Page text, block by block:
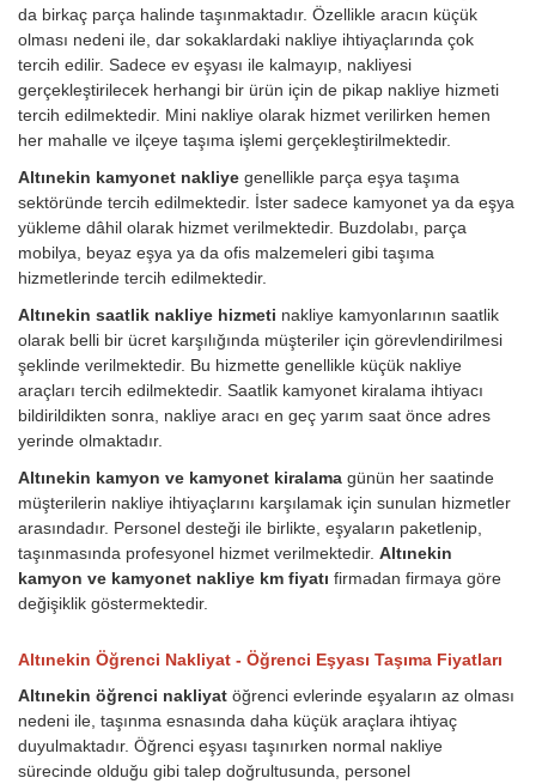
da birkaç parça halinde taşınmaktadır. Özellikle aracın küçük
olması nedeni ile, dar sokaklardaki nakliye ihtiyaçlarında çok
tercih edilir. Sadece ev eşyası ile kalmayıp, nakliyesi
gerçekleştirilecek herhangi bir ürün için de pikap nakliye hizmeti
tercih edilmektedir. Mini nakliye olarak hizmet verilirken hemen
her mahalle ve ilçeye taşıma işlemi gerçekleştirilmektedir.
Altınekin kamyonet nakliye genellikle parça eşya taşıma
sektöründe tercih edilmektedir. İster sadece kamyonet ya da eşya
yükleme dâhil olarak hizmet verilmektedir. Buzdolabı, parça
mobilya, beyaz eşya ya da ofis malzemeleri gibi taşıma
hizmetlerinde tercih edilmektedir.
Altınekin saatlik nakliye hizmeti nakliye kamyonlarının saatlik
olarak belli bir ücret karşılığında müşteriler için görevlendirilmesi
şeklinde verilmektedir. Bu hizmette genellikle küçük nakliye
araçları tercih edilmektedir. Saatlik kamyonet kiralama ihtiyacı
bildirildikten sonra, nakliye aracı en geç yarım saat önce adres
yerinde olmaktadır.
Altınekin kamyon ve kamyonet kiralama günün her saatinde
müşterilerin nakliye ihtiyaçlarını karşılamak için sunulan hizmetler
arasındadır. Personel desteği ile birlikte, eşyaların paketlenip,
taşınmasında profesyonel hizmet verilmektedir. Altınekin
kamyon ve kamyonet nakliye km fiyatı firmadan firmaya göre
değişiklik göstermektedir.
Altınekin Öğrenci Nakliyat - Öğrenci Eşyası Taşıma Fiyatları
Altınekin öğrenci nakliyat öğrenci evlerinde eşyaların az olması
nedeni ile, taşınma esnasında daha küçük araçlara ihtiyaç
duyulmaktadır. Öğrenci eşyası taşınırken normal nakliye
sürecinde olduğu gibi talep doğrultusunda, personel